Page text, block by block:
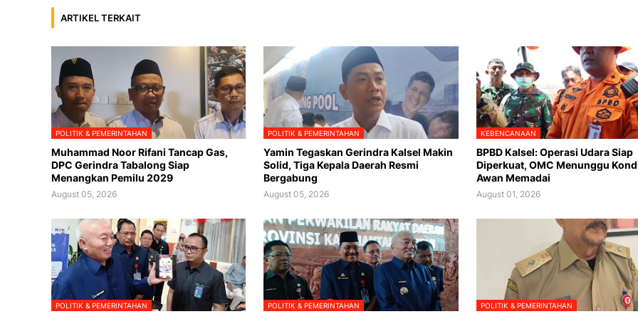
ARTIKEL TERKAIT
POLITIK & PEMERINTAHAN
Muhammad Noor Rifani Tancap Gas,
DPC Gerindra Tabalong Siap
Menangkan Pemilu 2029
August 05, 2026
POLITIK & PEMERINTAHAN
Yamin Tegaskan Gerindra Kalsel Makin
Solid, Tiga Kepala Daerah Resmi
Bergabung
August 05, 2026
KEBENCANAAN
BPBD Kalsel: Operasi Udara Siap
Diperkuat, OMC Menunggu
Awan Memadai
August 01, 2026
POLITIK & PEMERINTAHAN POLITIK & PEMERINTAHAN POLITIK & PEMERINTAHAN